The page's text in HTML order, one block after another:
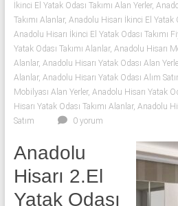
İkinci El Yatak Odası Takımı Alan Yerler,
Takımı Alanlar, Anadolu Hisarı İkinci El Yatak
Anadolu Hisarı İkinci El Yatak Odası Takımı
Yatak Odası Takımı Alanlar, Anadolu Hisarı
Alanlar, Anadolu Hisarı Yatak Odası Alan
Alanlar, Anadolu Hisarı Yatak Odası Alım
Mobilyası Alan Yerler, Anadolu Hisarı Yatak
Hisarı Yatak Odası Takımı Alanlar, Anadolu
Satım
0 yorum
Anadolu
Hisarı 2.El
Yatak Odası